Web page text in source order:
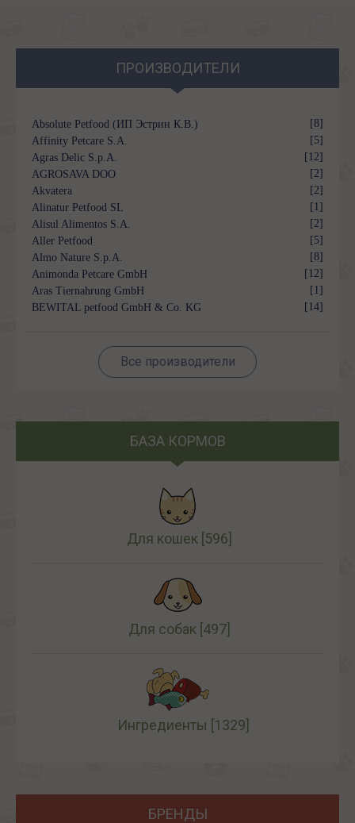
ПРОИЗВОДИТЕЛИ
Absolute Petfood (ИП Эстрин К.В.)
[8]
Affinity Petcare S.A.
[5]
Agras Delic S.p.A.
[12]
AGROSAVA DOO
[2]
Akvatera
[2]
Alinatur Petfood SL
[1]
Alisul Alimentos S.A.
[2]
Aller Petfood
[5]
Almo Nature S.p.A.
[8]
Animonda Petcare GmbH
[12]
Aras Tiernahrung GmbH
[1]
BEWITAL petfood GmbH & Co. KG
[14]
Все производители
БАЗА КОРМОВ
Для кошек [596]
Для собак [497]
Ингредиенты [1329]
БРЕНДЫ